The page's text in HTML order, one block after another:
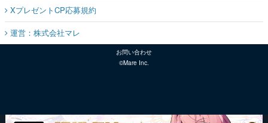
XプレゼントCP応募規約
運営：株式会社マレ
お問い合わせ
©Mare Inc.